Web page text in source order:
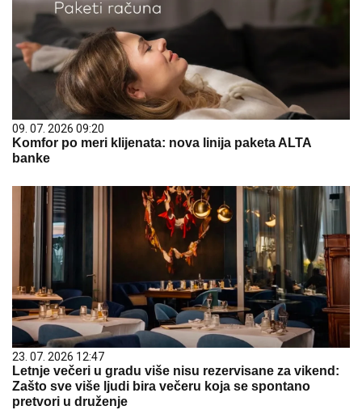
09. 07. 2026 09:20
Komfor po meri klijenata: nova linija paketa ALTA
banke
23. 07. 2026 12:47
Letnje večeri u gradu više nisu rezervisane za vikend:
Zašto sve više ljudi bira večeru koja se spontano
pretvori u druženje